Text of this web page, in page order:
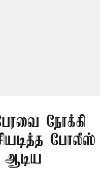
நோக்கி
போலீஸ்
ஆடிய